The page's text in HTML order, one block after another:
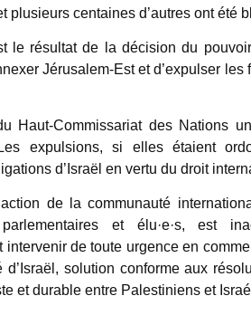
plusieurs centaines d’autres ont été
le résultat de la décision du
Jérusalem-Est et d’expulser
Haut-Commissariat des Nations
expulsions, si elles étaient
d’Israël en vertu du droit
de la communauté
et élu·e·s, est
intervenir de toute urgence en
d’Israël, solution conforme aux
et durable entre Palestiniens et